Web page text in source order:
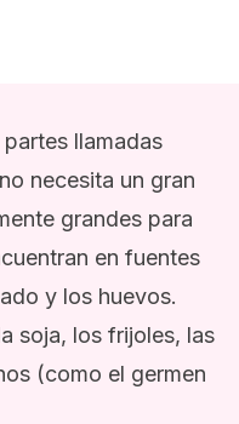
llamadas
necesita un gran
grandes para
en fuentes
y los huevos.
soja, los frijoles, las
(como el germen